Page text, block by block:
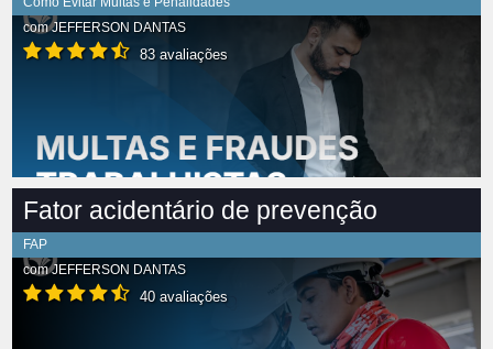
comJEFFERSON DANTAS
83 avaliações
Fator acidentário de prevenção
FAP
comJEFFERSON DANTAS
40 avaliações